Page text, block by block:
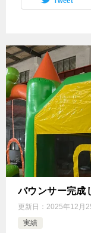
バウンサー完成
更新日： 2025年12月
実績